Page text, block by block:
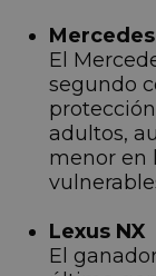
El
segundo
adultos,
menor en
Lexus NX
El